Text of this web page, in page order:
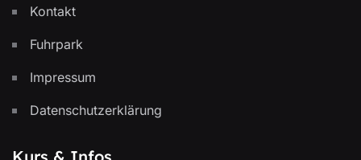
Kontakt
Fuhrpark
Impressum
Datenschutzerklärung